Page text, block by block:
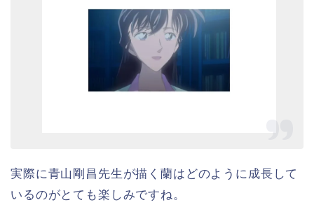
実際に青山剛昌先生が描く蘭はどのように成長して
いるのがとても楽しみですね。